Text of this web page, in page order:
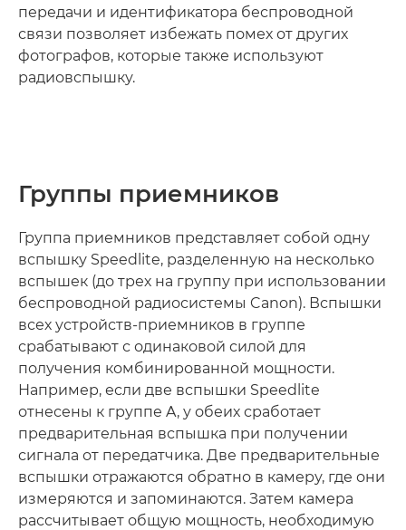
передачи и идентификатора беспроводной
связи позволяет избежать помех от других
фотографов, которые также используют
радиовспышку.
Группы приемников
Группа приемников представляет собой одну
вспышку Speedlite, разделенную на несколько
вспышек (до трех на группу при использовании
беспроводной радиосистемы Canon). Вспышки
всех устройств-приемников в группе
срабатывают с одинаковой силой для
получения комбинированной мощности.
Например, если две вспышки Speedlite
отнесены к группе A, у обеих сработает
предварительная вспышка при получении
сигнала от передатчика. Две предварительные
вспышки отражаются обратно в камеру, где они
измеряются и запоминаются. Затем камера
рассчитывает общую мощность, необходимую